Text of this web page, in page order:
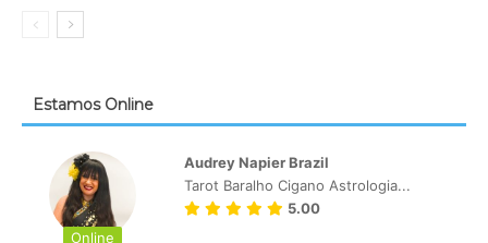
Estamos Online